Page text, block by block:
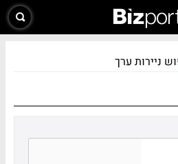
ניירות ערך